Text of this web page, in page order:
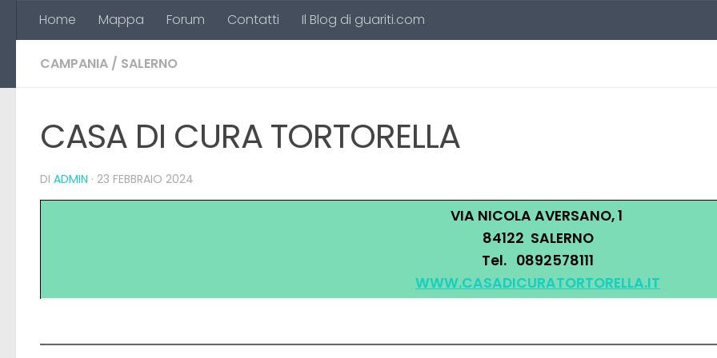
Salta al contenuto
Home Mappa Forum Contatti Il Blog di guariti.com
CAMPANIA / SALERNO
CASA DI CURA TORTORELLA
DI ADMIN · 23 FEBBRAIO 2024
VIA NICOLA AVERSANO, 1
84122 SALERNO
Tel. 0892578111
WWW.CASADICURATORTORELLA.IT